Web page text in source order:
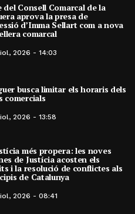
del Consell Comarcal de la
aprova la presa de
d’Imma Sellart com a nova
comarcal
2026 - 14:03
busca limitar els horaris dels
comercials
2026 - 13:58
més propera: les noves
de Justícia acosten els
i la resolució de conflictes als
de Catalunya
2026 - 08:41